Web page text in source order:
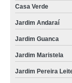
Casa Verde
Jardim Andaraí
Jardim Guanca
Jardim Maristela
Jardim Pereira